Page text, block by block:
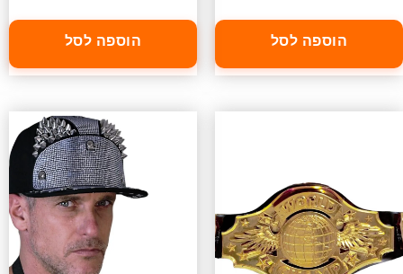
הוספה לסל הוספה לסל